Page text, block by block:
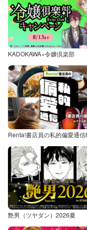
KADOKAWA×令嬢倶楽部
Renta!書店員の私的偏愛通
艶男（ツヤダン）2026夏